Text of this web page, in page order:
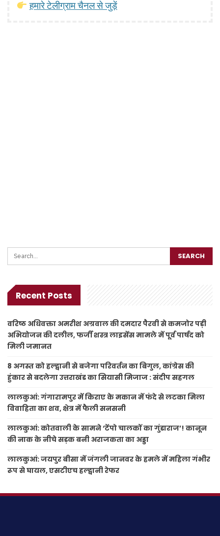
हमारे टेलीग्राम चैनल से जुड़ें
Recent Posts
वरिष्ठ अधिवक्ता अमरीश अग्रवाल की दमदार पैरवी से कमजोर पड़ी
अभियोजन की दलील, फर्जी शस्त्र लाइसेंस मामले में पूर्व पार्षद को
मिली जमानत
8 अगस्त को हल्द्वानी से बजेगा परिवर्तन का बिगुल, कांग्रेस की
हुंकार से बदलेगा उत्तराखंड का सियासी मिजाज : संदीप सहगल
लालकुआं: गंगारामपुर में किराए के मकान में फंदे से लटका मिला
विवाहिता का शव, क्षेत्र में फैली सनसनी
लालकुआं: कोतवाली के सामने ‘टेंपो चालकों का गुंडाराज’! कानून
की नाक के नीचे सड़क बनी अराजकता का अड्डा
लालकुआं: जयपुर बीसा में जंगली जानवर के हमले में महिला गंभीर
रूप से घायल, एसटीएच हल्द्वानी रेफर